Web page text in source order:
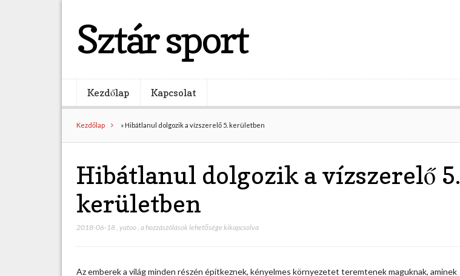
Sztár sport
Kezdőlap Kapcsolat
Kezdőlap » Hibátlanul dolgozik a vízszerelő 5. kerületben
Hibátlanul dolgozik a vízszerelő 5.
kerületben
2018-06-18 ,yatoo ,H
a hozzászólások lehetősége kikapcsolva
Az emberek a világ minden részén építkeznek, kényelmes környezetet teremtenek maguknak, aminek